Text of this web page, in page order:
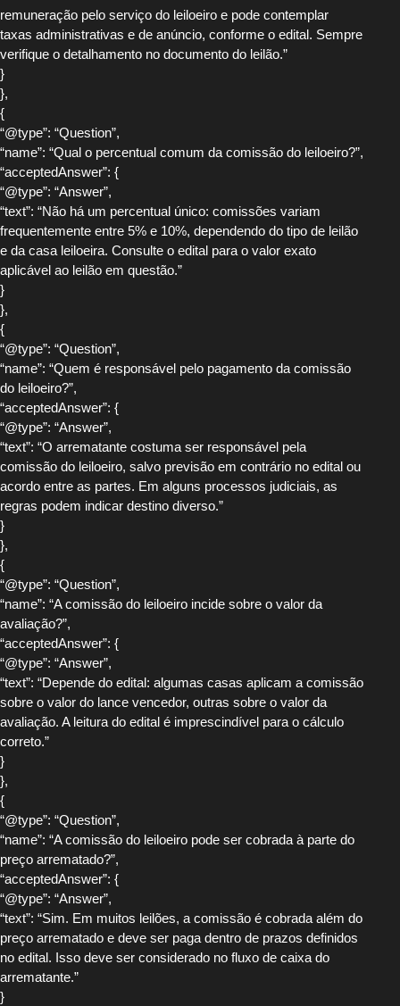
remuneração pelo serviço do leiloeiro e pode contemplar
taxas administrativas e de anúncio, conforme o edital. Sempre
verifique o detalhamento no documento do leilão.”
}
},
{
“@type”: “Question”,
“name”: “Qual o percentual comum da comissão do leiloeiro?”,
“acceptedAnswer”: {
“@type”: “Answer”,
“text”: “Não há um percentual único: comissões variam
frequentemente entre 5% e 10%, dependendo do tipo de leilão
e da casa leiloeira. Consulte o edital para o valor exato
aplicável ao leilão em questão.”
}
},
{
“@type”: “Question”,
“name”: “Quem é responsável pelo pagamento da comissão
do leiloeiro?”,
“acceptedAnswer”: {
“@type”: “Answer”,
“text”: “O arrematante costuma ser responsável pela
comissão do leiloeiro, salvo previsão em contrário no edital ou
acordo entre as partes. Em alguns processos judiciais, as
regras podem indicar destino diverso.”
}
},
{
“@type”: “Question”,
“name”: “A comissão do leiloeiro incide sobre o valor da
avaliação?”,
“acceptedAnswer”: {
“@type”: “Answer”,
“text”: “Depende do edital: algumas casas aplicam a comissão
sobre o valor do lance vencedor, outras sobre o valor da
avaliação. A leitura do edital é imprescindível para o cálculo
correto.”
}
},
{
“@type”: “Question”,
“name”: “A comissão do leiloeiro pode ser cobrada à parte do
preço arrematado?”,
“acceptedAnswer”: {
“@type”: “Answer”,
“text”: “Sim. Em muitos leilões, a comissão é cobrada além do
preço arrematado e deve ser paga dentro de prazos definidos
no edital. Isso deve ser considerado no fluxo de caixa do
arrematante.”
}